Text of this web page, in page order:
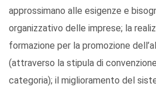
approssimano alle esigenze e
organizzativo delle imprese; la
formazione per la promozione
(attraverso la stipula di
categoria); il miglioramento del